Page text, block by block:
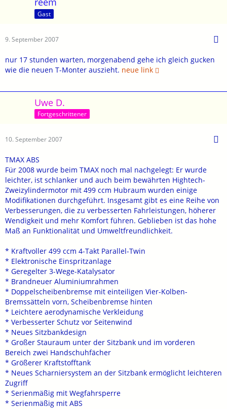
Gast
9. September 2007
nur 17 stunden warten, morgenabend gehe ich gleich gucken
wie die neuen T-Monter auszieht. neue link
Uwe D.
Fortgeschrittener
10. September 2007
TMAX ABS
Für 2008 wurde beim TMAX noch mal nachgelegt: Er wurde
leichter, ist schlanker und auch beim bewährten Hightech-
Zweizylindermotor mit 499 ccm Hubraum wurden einige
Modifikationen durchgeführt. Insgesamt gibt es eine Reihe von
Verbesserungen, die zu verbesserten Fahrleistungen, höherer
Wendigkeit und mehr Komfort führen. Geblieben ist das hohe
Maß an Funktionalität und Umweltfreundlichkeit.
* Kraftvoller 499 ccm 4-Takt Parallel-Twin
* Elektronische Einspritzanlage
* Geregelter 3-Wege-Katalysator
* Brandneuer Aluminiumrahmen
* Doppelscheibenbremse mit einteiligen Vier-Kolben-
Bremssätteln vorn, Scheibenbremse hinten
* Leichtere aerodynamische Verkleidung
* Verbesserter Schutz vor Seitenwind
* Neues Sitzbankdesign
* Großer Stauraum unter der Sitzbank und im vorderen
Bereich zwei Handschuhfächer
* Größerer Kraftstofftank
* Neues Scharniersystem an der Sitzbank ermöglicht leichteren
Zugriff
* Serienmäßig mit Wegfahrsperre
* Serienmäßig mit ABS